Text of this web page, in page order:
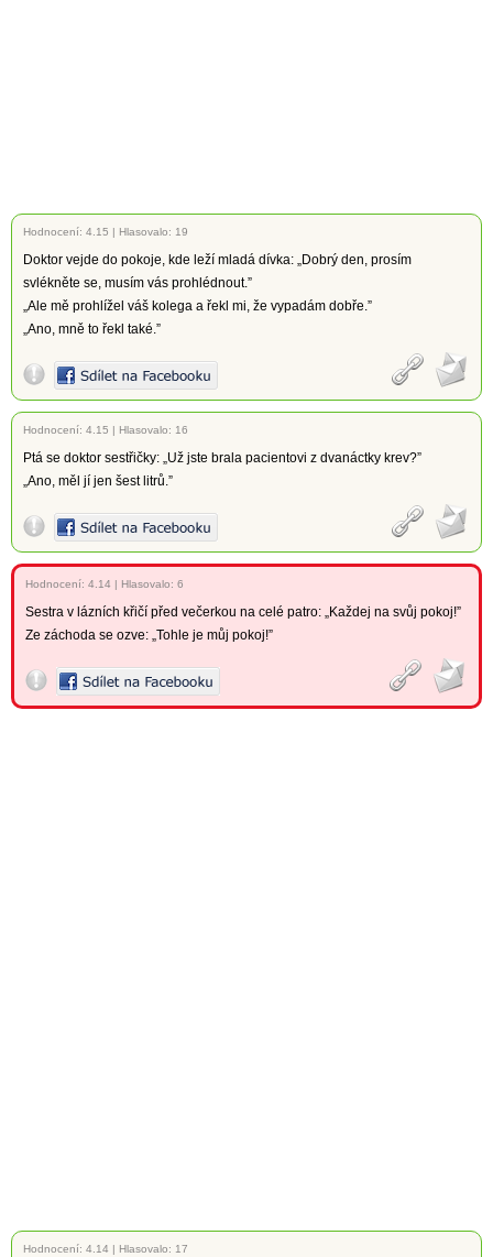
Hodnocení: 4.15 | Hlasovalo: 19
Doktor vejde do pokoje, kde leží mladá dívka: „Dobrý den, prosím
svlékněte se, musím vás prohlédnout.”
„Ale mě prohlížel váš kolega a řekl mi, že vypadám dobře.”
„Ano, mně to řekl také.”
Hodnocení: 4.15 | Hlasovalo: 16
Ptá se doktor sestřičky: „Už jste brala pacientovi z dvanáctky krev?”
„Ano, měl jí jen šest litrů.”
Hodnocení: 4.14 | Hlasovalo: 6
Sestra v lázních křičí před večerkou na celé patro: „Každej na svůj pokoj!”
Ze záchoda se ozve: „Tohle je můj pokoj!”
Hodnocení: 4.14 | Hlasovalo: 17